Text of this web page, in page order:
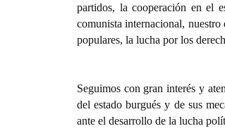
partidos, la cooperación en el
comunista internacional, nuestro
populares, la lucha por los
Seguimos con gran interés y
del estado burgués y de sus
ante el desarrollo de la lucha